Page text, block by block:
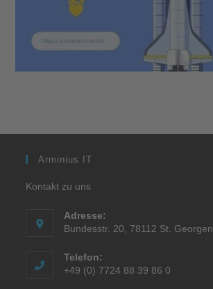
Arminius IT
Kontakt zu uns
Adresse:
Bundesstr. 20, 78112 St. Georgen
Telefon:
+49 (0) 7724 88 39 86 0